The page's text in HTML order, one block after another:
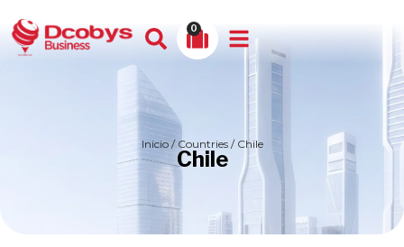
0
Inicio/ Countries / Chile
Chile